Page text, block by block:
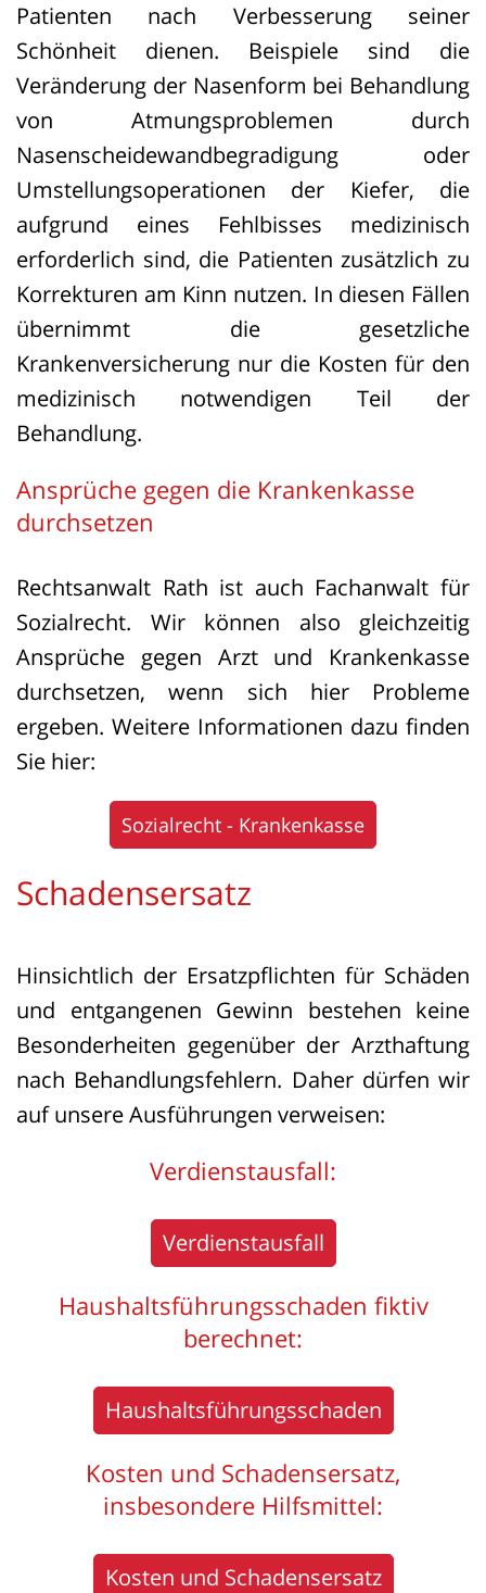
künftig sehr schonende Methoden wie
Microneedling oder Lasertherapien
rechtlich einzuordnen sind.
Patienten nach Verbesserung seiner
Schönheit dienen. Beispiele sind die
Veränderung der Nasenform bei Behandlung
von Atmungsproblemen durch
Nasenscheidewandbegradigung oder
Umstellungsoperationen der Kiefer, die
aufgrund eines Fehlbisses medizinisch
erforderlich sind, die Patienten zusätzlich zu
Korrekturen am Kinn nutzen. In diesen Fällen
übernimmt die gesetzliche
Krankenversicherung nur die Kosten für den
medizinisch notwendigen Teil der
Behandlung.
Ansprüche gegen die Krankenkasse
durchsetzen
Rechtsanwalt Rath ist auch Fachanwalt für
Sozialrecht. Wir können also gleichzeitig
Ansprüche gegen Arzt und Krankenkasse
durchsetzen, wenn sich hier Probleme
ergeben. Weitere Informationen dazu finden
Sie hier:
Sozialrecht - Krankenkasse
Schadensersatz
Hinsichtlich der Ersatzpflichten für Schäden
und entgangenen Gewinn bestehen keine
Besonderheiten gegenüber der Arzthaftung
nach Behandlungsfehlern. Daher dürfen wir
auf unsere Ausführungen verweisen:
Verdienstausfall:
Verdienstausfall
Haushaltsführungsschaden fiktiv
berechnet:
Haushaltsführungsschaden
Kosten und Schadensersatz,
insbesondere Hilfsmittel:
Kosten und Schadensersatz